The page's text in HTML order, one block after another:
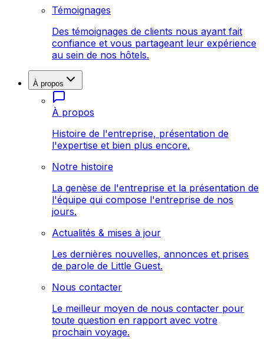
Témoignages
Des témoignages de clients nous ayant fait
confiance et vous partageant leur expérience
au sein de nos hôtels.
À propos
À propos
Histoire de l'entreprise, présentation de
l'expertise et bien plus encore.
Notre histoire
La genèse de l'entreprise et la présentation de
l'équipe qui compose l'entreprise de nos
jours.
Actualités & mises à jour
Les dernières nouvelles, annonces et prises
de parole de Little Guest.
Nous contacter
Le meilleur moyen de nous contacter pour
toute question en rapport avec votre
prochain voyage.